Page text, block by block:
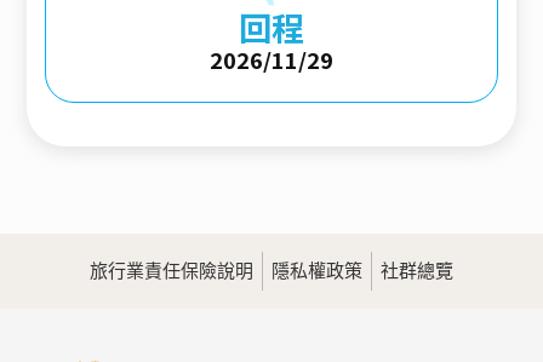
回程
2026/11/29
旅行業責任保險說明 隱私權政策 社群總覽